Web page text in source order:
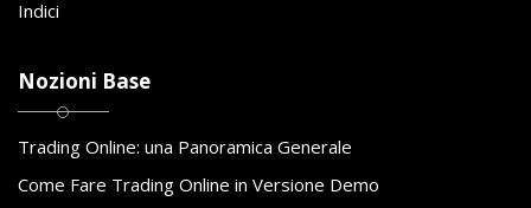
Indici
Nozioni Base
Trading Online: una Panoramica Generale
Come Fare Trading Online in Versione Demo